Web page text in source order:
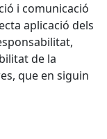
i comunicació
aplicació dels
de la
que en siguin